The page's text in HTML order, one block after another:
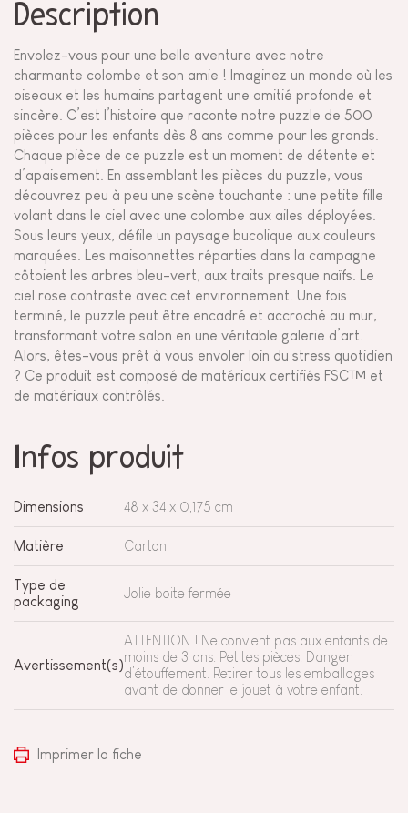
Description
Envolez-vous pour une belle aventure avec notre
charmante colombe et son amie ! Imaginez un monde où les
oiseaux et les humains partagent une amitié profonde et
sincère. C’est l’histoire que raconte notre puzzle de 500
pièces pour les enfants dès 8 ans comme pour les grands.
Chaque pièce de ce puzzle est un moment de détente et
d’apaisement. En assemblant les pièces du puzzle, vous
découvrez peu à peu une scène touchante : une petite fille
volant dans le ciel avec une colombe aux ailes déployées.
Sous leurs yeux, défile un paysage bucolique aux couleurs
marquées. Les maisonnettes réparties dans la campagne
côtoient les arbres bleu-vert, aux traits presque naïfs. Le
ciel rose contraste avec cet environnement. Une fois
terminé, le puzzle peut être encadré et accroché au mur,
transformant votre salon en une véritable galerie d’art.
Alors, êtes-vous prêt à vous envoler loin du stress quotidien
? Ce produit est composé de matériaux certifiés FSC™ et
de matériaux contrôlés.
Infos produit
Dimensions 48 x 34 x 0,175 cm
Matière Carton
Type de
packaging
Jolie boite fermée
Avertissement(s)
ATTENTION ! Ne convient pas aux enfants de
moins de 3 ans. Petites pièces. Danger
d’étouffement. Retirer tous les emballages
avant de donner le jouet à votre enfant.
Imprimer la fiche